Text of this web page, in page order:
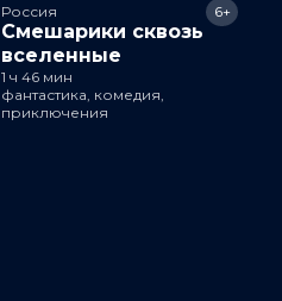
Россия
Смешарики сквозь
вселенные
6+
1 ч 46 мин
фантастика, комедия,
приключения